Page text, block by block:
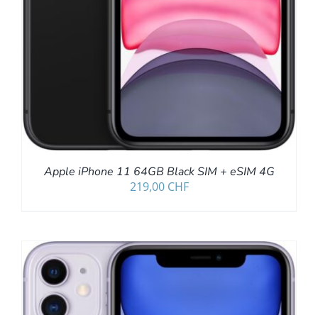
Apple iPhone 11 64GB Black SIM + eSIM 4G
219,00 CHF